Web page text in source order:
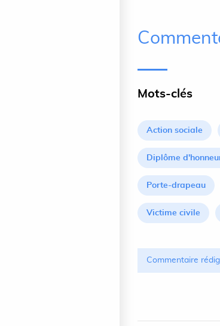
Mots-clés
Action sociale
Diplôme
Porte-drapeau
Victime civile
Commentaire